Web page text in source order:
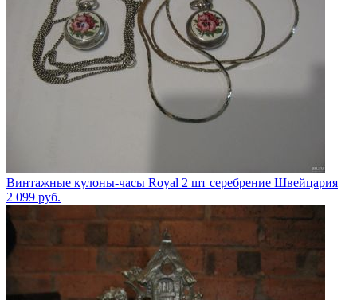
Винтажные кулоны-часы Royal 2 шт серебрение Швейцария
2 099 руб.